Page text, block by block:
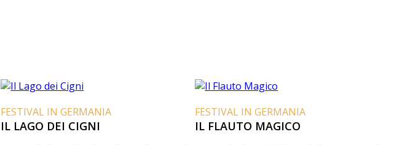
FESTIVAL IN GERMANIA
IL LAGO DEI CIGNI
FESTIVAL IN GERMANIA
IL FLAUTO MAGICO